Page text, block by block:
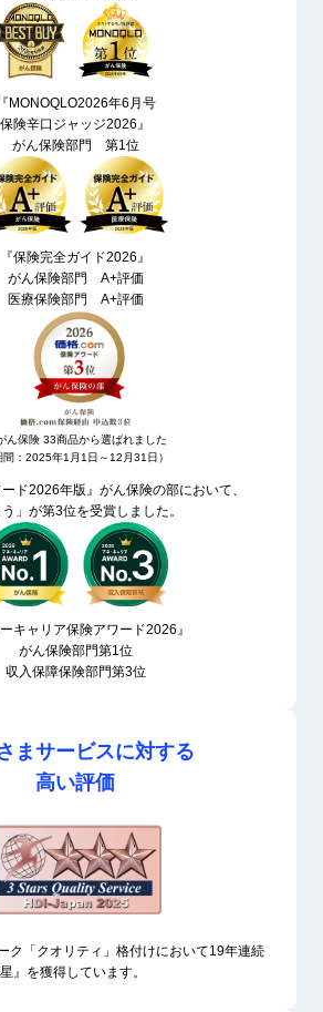
『MONOQLO2026年6月号
保険辛口ジャッジ2026』
がん保険部門 第1位
『保険完全ガイド2026』
がん保険部門 A+評価
医療保険部門 A+評価
ード2026年版』がん保険の部において、
」が第3位を受賞しました。
ーキャリア保険アワード2026』
がん保険部門第1位
収入保障保険部門第3位
まサービスに対する
高い評価
ク「クオリティ」格付けにおいて19年連続
』を獲得しています。